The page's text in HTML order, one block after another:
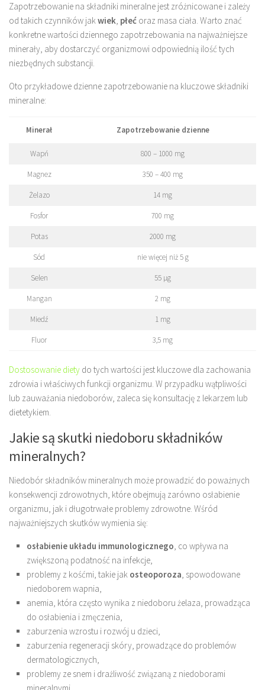
Zapotrzebowanie na składniki mineralne jest zróżnicowane i zależy
od takich czynników jakwiek, płeć oraz masa ciała. Warto znać
konkretne wartości dziennego zapotrzebowania na najważniejsze
minerały, aby dostarczyć organizmowi odpowiednią ilość tych
niezbędnych substancji.
Oto przykładowe dzienne zapotrzebowanie na kluczowe składniki
mineralne:
Minerał Zapotrzebowanie dzienne
Wapń 800 – 1000 mg
Magnez 350 – 400 mg
Żelazo 14 mg
Fosfor 700 mg
Potas 2000 mg
Sód nie więcej niż 5 g
Selen 55 µg
Mangan 2 mg
Miedź 1 mg
Fluor 3,5 mg
Dostosowanie diety do tych wartości jest kluczowe dla zachowania
zdrowia i właściwych funkcji organizmu. W przypadku wątpliwości
lub zauważania niedoborów, zaleca się konsultację z lekarzem lub
dietetykiem.
Jakie są skutki niedoboru składników
mineralnych?
Niedobór składników mineralnych może prowadzić do poważnych
konsekwencji zdrowotnych, które obejmują zarówno osłabienie
organizmu, jak i długotrwałe problemy zdrowotne. Wśród
najważniejszych skutków wymienia się:
osłabienie układu immunologicznego, co wpływa na
zwiększoną podatność na infekcje,
problemy z kośćmi, takie jak osteoporoza, spowodowane
niedoborem wapnia,
anemia, która często wynika z niedoboru żelaza, prowadząca
do osłabienia i zmęczenia,
zaburzenia wzrostu i rozwój u dzieci,
zaburzenia regeneracji skóry, prowadzące do problemów
dermatologicznych,
problemy ze snem i drażliwość związaną z niedoborami